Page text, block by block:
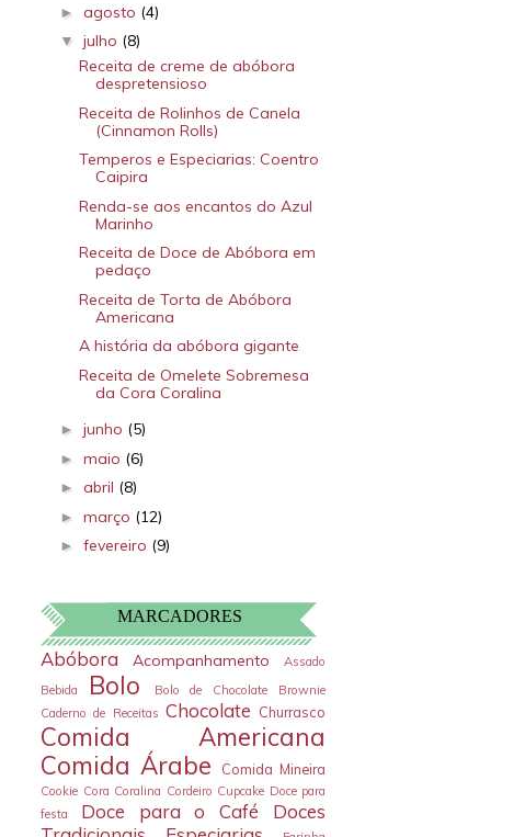
► agosto (4)
▼ julho (8)
Receita de creme de abóbora
despretensioso
Receita de Rolinhos de Canela
(Cinnamon Rolls)
Temperos e Especiarias: Coentro
Caipira
Renda-se aos encantos do Azul
Marinho
Receita de Doce de Abóbora em
pedaço
Receita de Torta de Abóbora
Americana
A história da abóbora gigante
Receita de Omelete Sobremesa
da Cora Coralina
► junho (5)
► maio (6)
► abril (8)
► março (12)
► fevereiro (9)
MARCADORES
Abóbora Acompanhamento
Assado
Bebida
Bolo Bolo de Chocolate
Brownie
Caderno de Receitas Chocolate Churrasco
Comida Americana
Comida Árabe
Comida Mineira
Cookie Cora Coralina Cordeiro Cupcake Doce para
festa
Doce para o Café
Doces